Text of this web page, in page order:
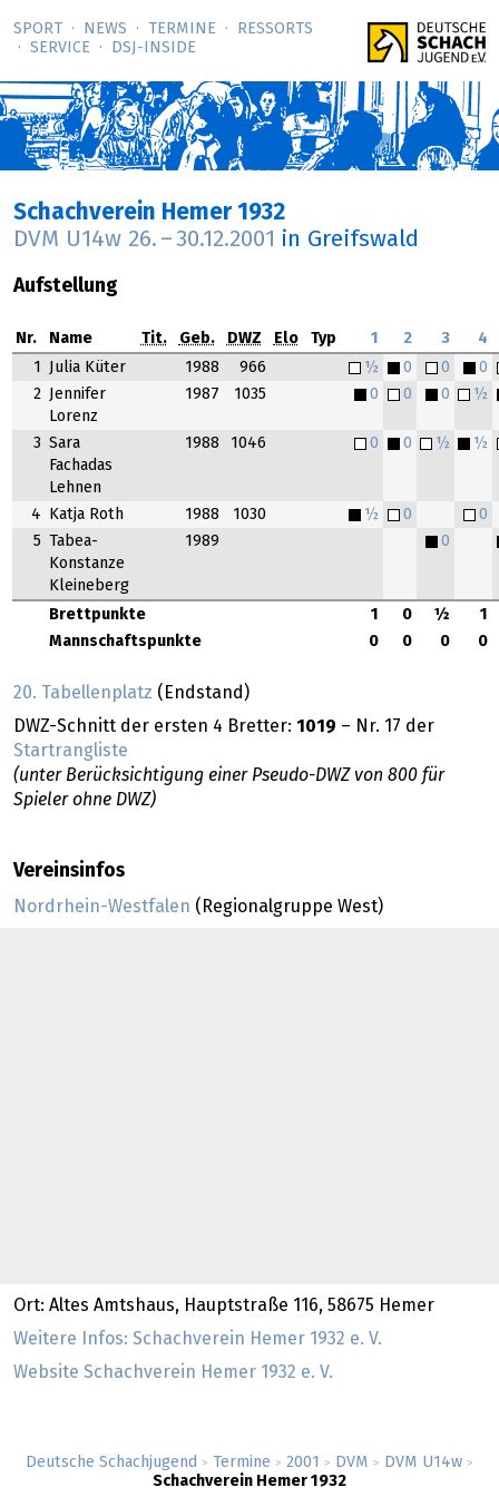
SPORT NEWS TERMINE
RESSORTS
SERVICE
DSJ-­INSIDE
Deutsche Schachjugend > Termine > 2001 > DVM > DVM U14w >
Schachverein Hemer 1932
Schachverein Hemer 1932
DVM U14w 26. – 30.12.2001 in Greifswald
Aufstellung
Nr. Name Tit. Geb. DWZ Elo Typ 1 2 3 4
Brettpunkte 1 0 ½
1
Mannschaftspunkte
0 0 0 0
1 Julia Küter 1988 966 ½ 0 0
0
2
Jennifer
Lorenz
1987 1035 0 0 0 ½
3 Sara
Fachadas
Lehnen
1988 1046 0 0 ½ ½
4 Katja Roth 1988 1030 ½ 0
0
5
Tabea-
Konstanze
Kleineberg
1989 0
20. Tabellenplatz (Endstand)
DWZ-Schnitt der ersten 4 Bretter: 1019 – Nr. 17 der
Startrangliste
(unter Berücksichtigung einer Pseudo-DWZ von 800 für
Spieler ohne DWZ)
Vereinsinfos
Nordrhein-Westfalen (Regionalgruppe West)
Ort: Altes Amtshaus, Hauptstraße 116, 58675 Hemer
Weitere Infos: Schachverein Hemer 1932 e. V.
Website Schachverein Hemer 1932 e. V.